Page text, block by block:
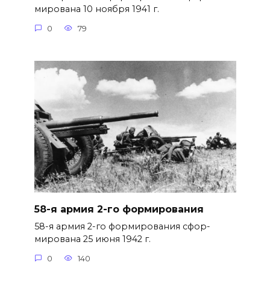
мирована 10 ноября 1941 г.
0 79
58-я армия 2-го формирования
58-я армия 2-го формирования сфор­
мирована 25 июня 1942 г.
0 140